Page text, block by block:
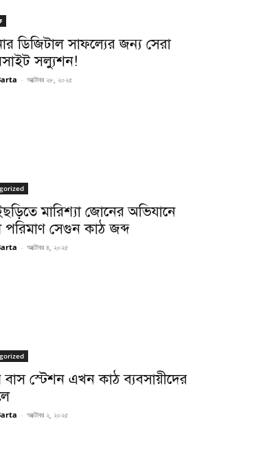
ডিজিটাল সাফল্যের জন্য সেরা
সল্যুশন!
- অক্টোবর ২৮, ২০২৫
মারিশ্যা জোনের অভিযানে
পরিমাণ সেগুন কাঠ জব্দ
- অক্টোবর ৪, ২০২৫
স্টেশন এখন কাঠ ব্যবসায়ীদের
- অক্টোবর ২, ২০২৫